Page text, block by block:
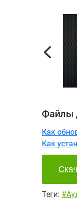
Previous
Файлы
Как
Как
Теги: